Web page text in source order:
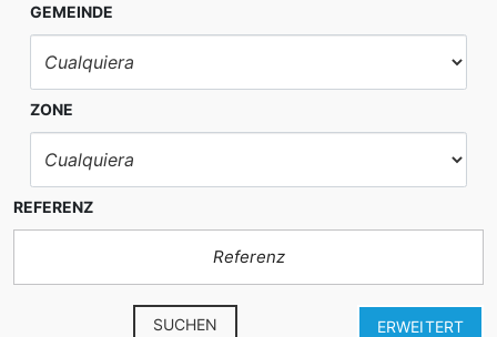
GEMEINDE
ZONE
REFERENZ
ERWEITERT
SUCHEN